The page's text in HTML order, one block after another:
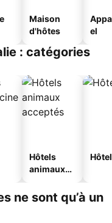
Maison
d'hôtes
el
: catégories
Hôtels
animaux
ne sont qu’à un